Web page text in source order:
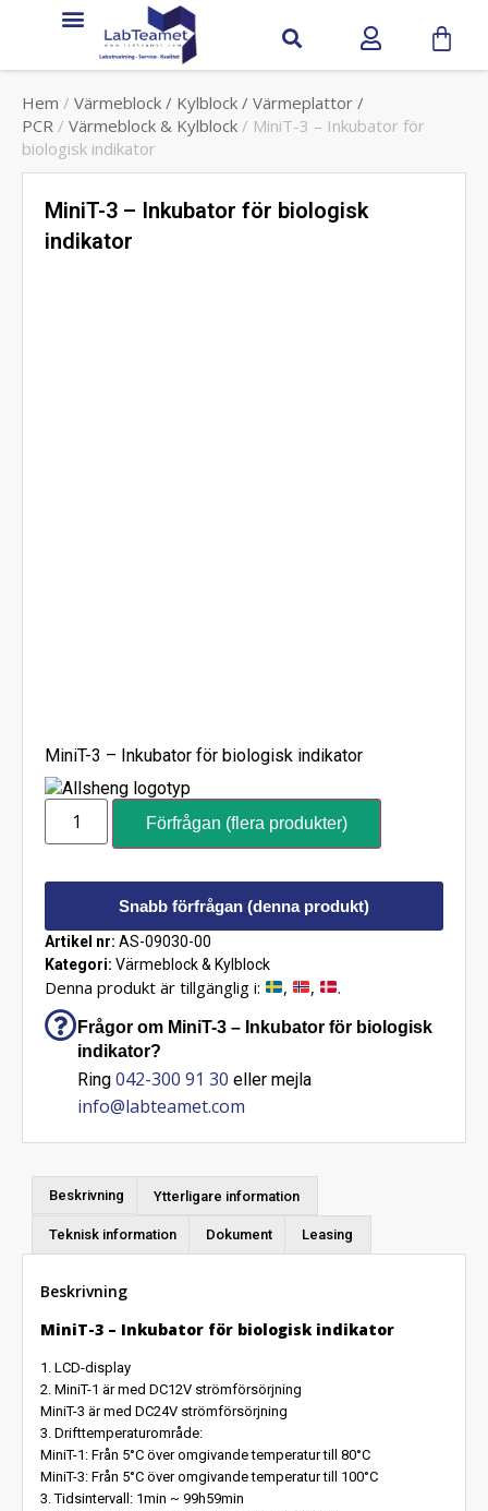
Hem / Värmeblock / Kylblock / Värmeplattor /
PCR / Värmeblock & Kylblock / MiniT-3 – Inkubator för
biologisk indikator
MiniT-3 – Inkubator för biologisk
indikator
MiniT-3 – Inkubator för biologisk indikator
Förfrågan (flera produkter)
Snabb förfrågan (denna produkt)
Artikel nr: AS-09030-00
Kategori: Värmeblock & Kylblock
Denna produkt är tillgänglig i: , , .
Frågor om MiniT-3 – Inkubator för biologisk
indikator?
Ring 042-300 91 30 eller mejla
info@labteamet.com
Beskrivning Ytterligare information
Teknisk information Dokument Leasing
Beskrivning
MiniT-3 – Inkubator för biologisk indikator
1. LCD-display
2. MiniT-1 är med DC12V strömförsörjning
MiniT-3 är med DC24V strömförsörjning
3. Drifttemperaturområde:
MiniT-1: Från 5°C över omgivande temperatur till 80°C
MiniT-3: Från 5°C över omgivande temperatur till 100°C
3. Tidsintervall: 1min ~ 99h59min